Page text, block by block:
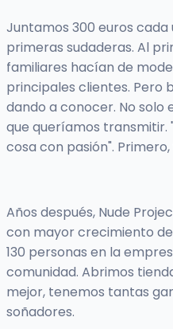
Juntamos 300 euros
primeras sudaderas. Al
familiares hacían de
principales clientes. Pero
dando a conocer. No solo
que queríamos transmitir.
cosa con pasión".
Años después, Nude
con mayor crecimiento de
130 personas en la
comunidad. Abrimos
mejor, tenemos tantas
soñadores.